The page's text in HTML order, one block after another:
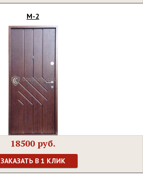
М-2
18500 руб.
ЗАКАЗАТЬ В 1 КЛИК